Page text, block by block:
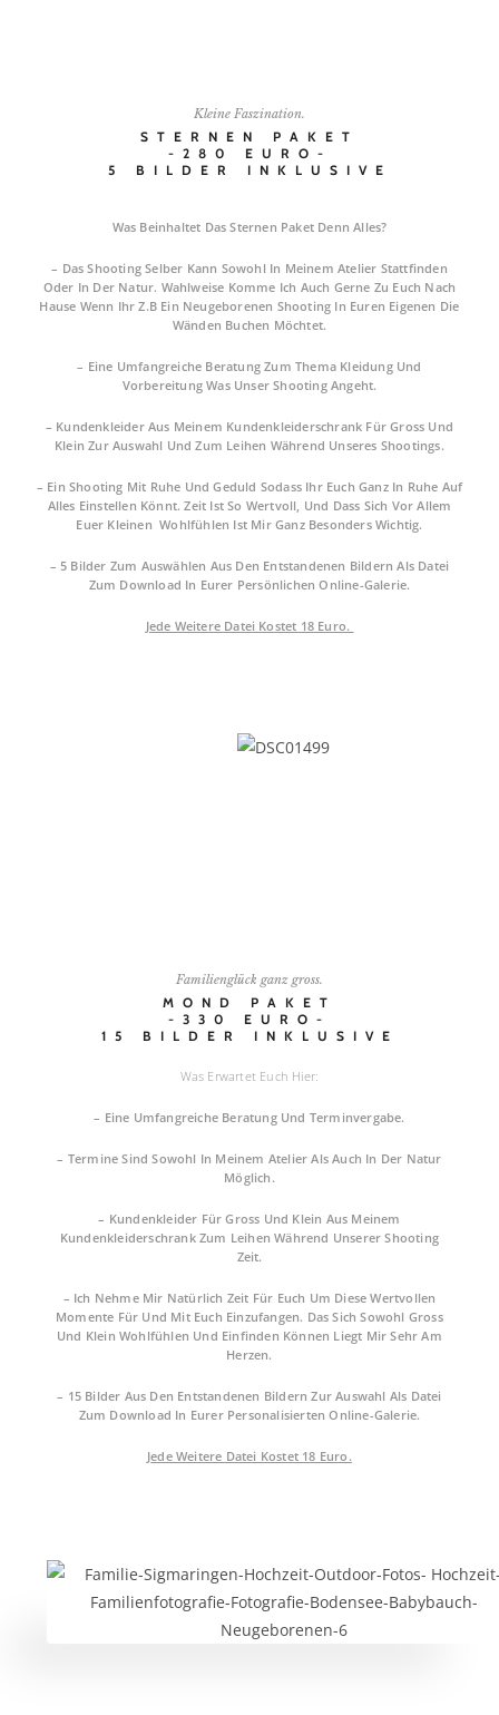
Kleine Faszination.
STERNEN PAKET
-280 EURO-
5 BILDER INKLUSIVE
Was Beinhaltet Das Sternen Paket Denn Alles?
– Das Shooting Selber Kann Sowohl In Meinem Atelier Stattfinden
Oder In Der Natur. Wahlweise Komme Ich Auch Gerne Zu Euch Nach
Hause Wenn Ihr Z.B Ein Neugeborenen Shooting In Euren Eigenen Die
Wänden Buchen Möchtet.
– Eine Umfangreiche Beratung Zum Thema Kleidung Und
Vorbereitung Was Unser Shooting Angeht.
– Kundenkleider Aus Meinem Kundenkleiderschrank Für Gross Und
Klein Zur Auswahl Und Zum Leihen Während Unseres Shootings.
– Ein Shooting Mit Ruhe Und Geduld Sodass Ihr Euch Ganz In Ruhe Auf
Alles Einstellen Könnt. Zeit Ist So Wertvoll, Und Dass Sich Vor Allem
Euer Kleinen Wohlfühlen Ist Mir Ganz Besonders Wichtig.
– 5 Bilder Zum Auswählen Aus Den Entstandenen Bildern Als Datei
Zum Download In Eurer Persönlichen Online-Galerie.
Jede Weitere Datei Kostet 18 Euro.
Familienglück ganz gross.
MOND PAKET
-330 EURO-
15 BILDER INKLUSIVE
Was Erwartet Euch Hier:
– Eine Umfangreiche Beratung Und Terminvergabe.
– Termine Sind Sowohl In Meinem Atelier Als Auch In Der Natur
Möglich.
– Kundenkleider Für Gross Und Klein Aus Meinem
Kundenkleiderschrank Zum Leihen Während Unserer Shooting
Zeit.
– Ich Nehme Mir Natürlich Zeit Für Euch Um Diese Wertvollen
Momente Für Und Mit Euch Einzufangen. Das Sich Sowohl Gross
Und Klein Wohlfühlen Und Einfinden Können Liegt Mir Sehr Am
Herzen.
– 15 Bilder Aus Den Entstandenen Bildern Zur Auswahl Als Datei
Zum Download In Eurer Personalisierten Online-Galerie.
JEde Weitere Datei Kostet 18 Euro.